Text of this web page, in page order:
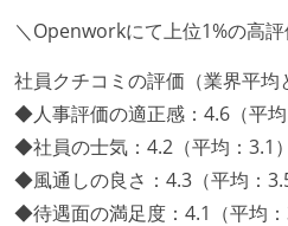
＼Openworkにて上位1%の高
社員クチコミの評価（業界平均
◆人事評価の適正感：4.6（平均
◆社員の士気：4.2（平均：3.1）
◆風通しの良さ：4.3（平均：3.5
◆待遇面の満足度：4.1（平均：